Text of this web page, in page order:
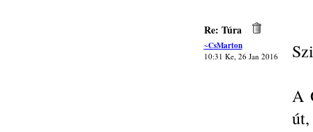
Re: Túra
~CsMarton
10:31 Ke, 26 Jan 2016
A